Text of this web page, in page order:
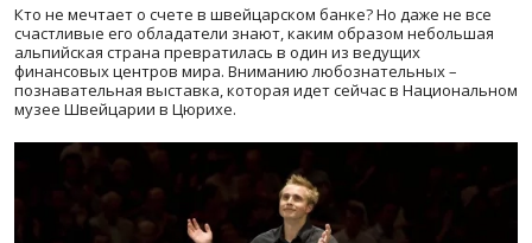
Кто не мечтает о счете в швейцарском банке? Но даже не все
счастливые его обладатели знают, каким образом небольшая
альпийская страна превратилась в один из ведущих
финансовых центров мира. Вниманию любознательных –
познавательная выставка, которая идет сейчас в Национальном
музее Швейцарии в Цюрихе.